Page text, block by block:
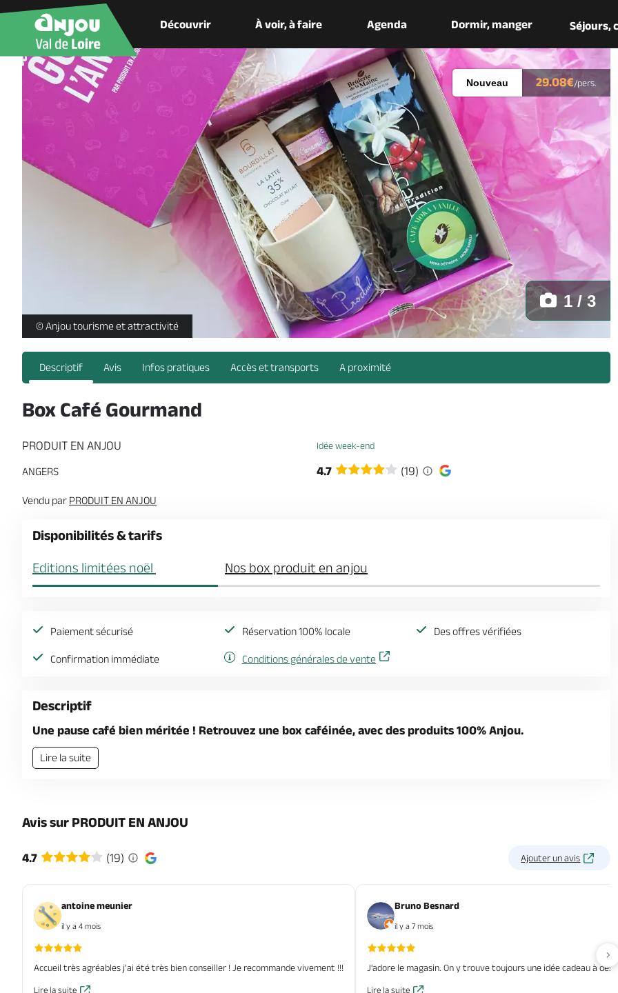
Découvrir À voir, à faire Agenda Dormir, manger Séjours,
Box Café Gourmand - coffret -
© Anjou tourisme et attractivité
1 / 3
Nouveau 29.08€/pers.
Descriptif Avis Infos pratiques Accès et transports A proximité
Box Café Gourmand
PRODUIT EN ANJOU Idée week-end
ANGERS 4.7 (19)
Vendu par PRODUIT EN ANJOU
Disponibilités & tarifs
Editions limitées noël Nos box produit en anjou
Paiement sécurisé Réservation 100% locale Des offres vérifiées
Confirmation immédiate Conditions générales de vente
Descriptif
Une pause café bien méritée ! Retrouvez une box caféinée, avec des produits 100% Anjou.
Lire la suite
Avis sur PRODUIT EN ANJOU
4.7 (19) Ajouter un avis
antoine meunier
il y a 4 mois
Accueil très agréables j’ai été très bien conseiller ! Je recommande vivement !!!
Lire la suite
Bruno Besnard
il y a 7 mois
J'adore le magasin. On y trouve toujours une idée cadeau à
Lire la suite